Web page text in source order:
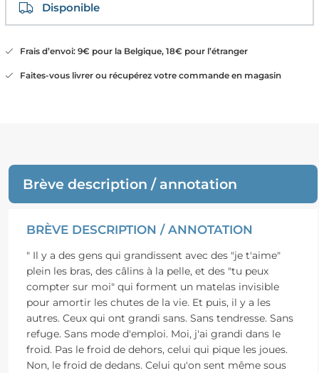
Disponible
Frais d’envoi: 9€ pour la Belgique, 18€ pour l’étranger
Faites-vous livrer ou récupérez votre commande en magasin
Brève description / annotation
BRÈVE DESCRIPTION / ANNOTATION
" Il y a des gens qui grandissent avec des "je t'aime"
plein les bras, des câlins à la pelle, et des "tu peux
compter sur moi" qui forment un matelas invisible
pour amortir les chutes de la vie. Et puis, il y a les
autres. Ceux qui ont grandi sans. Sans tendresse. Sans
refuge. Sans mode d'emploi. Moi, j'ai grandi dans le
froid. Pas le froid de dehors, celui qui pique les joues.
Non, le froid de dedans. Celui qu'on sent même sous